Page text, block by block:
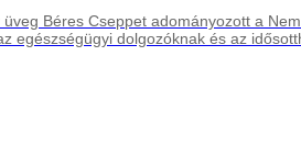
Béres Cseppet adományozott a
egészségügyi dolgozóknak és az